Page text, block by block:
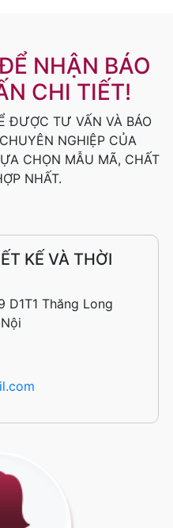
NHẬN BÁO
CHI TIẾT!
ĐƯỢC TƯ VẤN VÀ BÁO
NGHIỆP CỦA
CHỌN MẪU MÃ, CHẤT
NHẤT.
KẾ VÀ THỜI
D1T1 Thăng Long